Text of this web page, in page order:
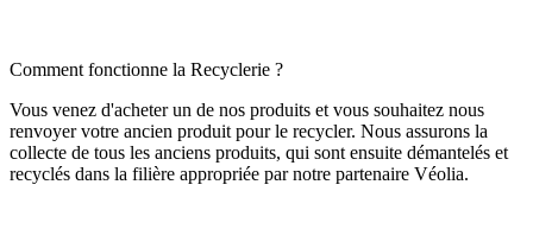
Comment fonctionne la Recyclerie ?
Vous venez d'acheter un de nos produits et vous souhaitez nous
renvoyer votre ancien produit pour le recycler. Nous assurons la
collecte de tous les anciens produits, qui sont ensuite démantelés et
recyclés dans la filière appropriée par notre partenaire Véolia.